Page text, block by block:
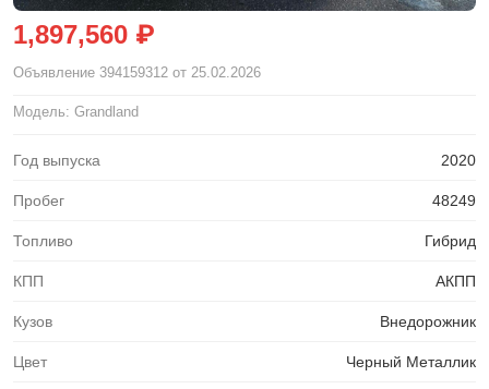
1,897,560 ₽
Объявление 394159312 от 25.02.2026
Модель: Grandland
Год выпуска 2020
Пробег 48249
Топливо Гибрид
КПП АКПП
Кузов Внедорожник
Цвет Черный Металлик